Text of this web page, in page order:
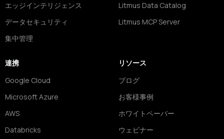
エッジインテリジェンス
データセキュリティ
集中管理
Litmus Data Catalog
Litmus MCP Server
連携
Google Cloud
Microsoft Azure
AWS
Databricks
リソース
ブログ
お客様事例
ホワイトペーパー
ウェビナー